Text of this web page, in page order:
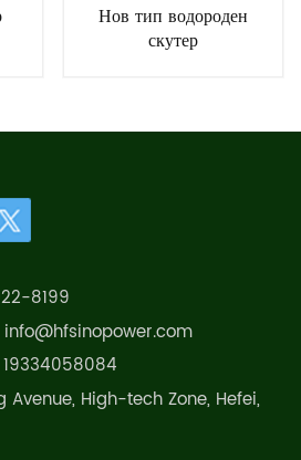
Нов тип водороден
скутер
8199
info@hfsinopower.com
Avenue, High-tech Zone, Hefei,